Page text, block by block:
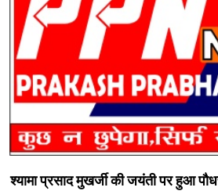
श्यामा प्रसाद मुखर्जी की जयंती पर हुआ